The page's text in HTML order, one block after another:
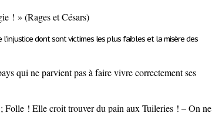
! » (Rages et Césars)
l’injustice dont sont victimes les plus faibles et la misère des
qui ne parvient pas à faire vivre correctement ses
Folle ! Elle croit trouver du pain aux Tuileries ! – On ne